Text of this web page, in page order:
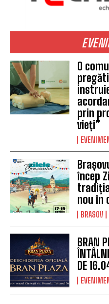
O
prin
vieți”
încep
nou în
BRASOV
BRAN
DE